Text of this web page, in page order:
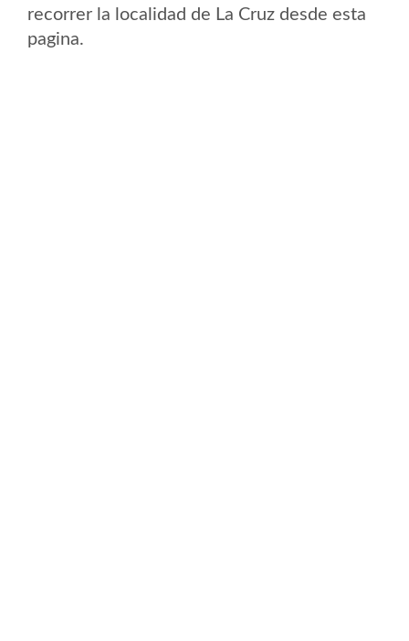
recorrer la localidad de La Cruz desde esta
pagina.